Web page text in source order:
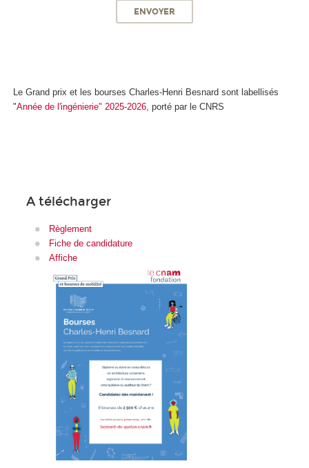
Le Grand prix et les bourses Charles-Henri Besnard sont labellisés
"Année de l'ingénierie" 2025-2026, porté par le CNRS
A télécharger
Règlement
Fiche de candidature
Affiche